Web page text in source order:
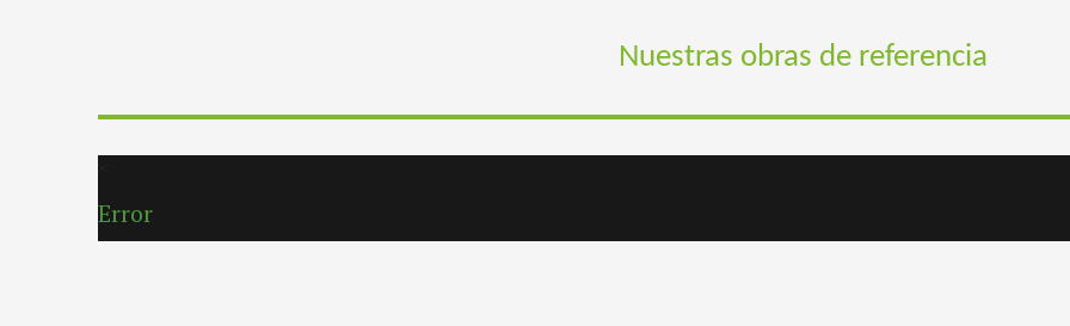
Nuestras obras de referencia
Error